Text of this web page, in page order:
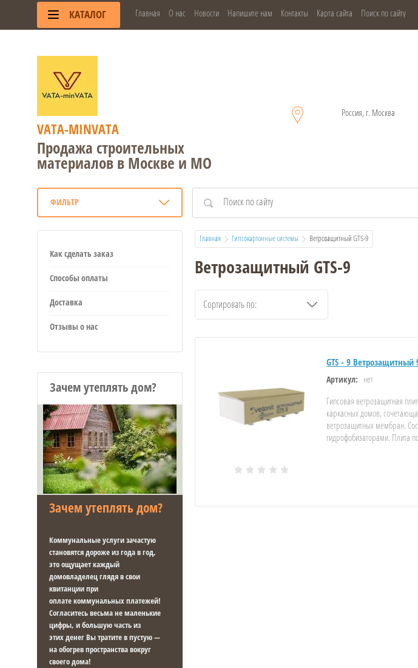
КАТАЛОГ Главная О нас Новости Напишите нам Контакты Карта сайта Поиск по сайту
VATA-MINVATA
Продажа строительных
материалов в Москве и МО
Россия, г. Москва
ФИЛЬТР
Как сделать заказ
Способы оплаты
Доставка
Отзывы о нас
Зачем утеплять дом?
Зачем утеплять дом?
Коммунальные услуги зачастую
становятся дороже из года в год,
это ощущает каждый
домовладелец глядя в свои
квитанции при
оплате коммунальных платежей!
Согласитесь весьма не маленькие
цифры, ибольшую частьиз
этихденег Вы тратите в пустую—
на обогрев пространства вокруг
своего дома!
Главная Гипсокартонные системы
  Ветрозащитный GTS-9
Ветрозащитный GTS-9
Сортировать по:
GTS - 9
Артикул: нет
Гипсовая ветрозащитная
каркасных домов,
ветрозащитных мембран.
гидрофобизаторами. Плита